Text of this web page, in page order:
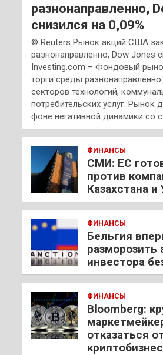
разнонаправленно,
снизился на 0,09%
© Reuters Рынок акций США
разнонаправленно, Dow Jones
Investing.com – Фондовый
торги среды разнонаправленно
секторов технологий,
потребительских услуг. Рынок
фоне негативной динамики со
ФИНАНСЫ
СМИ: ЕС
против
Казахстана и
ФИНАНСЫ
Бельгия
разморозить
инвестора
ФИНАНСЫ
Bloomberg:
отказаться